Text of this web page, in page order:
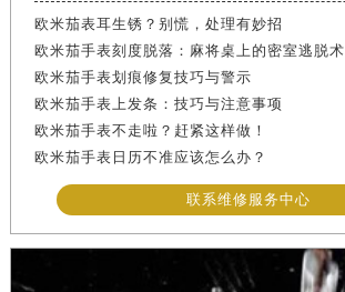
欧米茄表耳生锈？别慌，处理有妙招
欧米茄手表刻度脱落：麻将桌上的密室逃脱术
欧米茄手表划痕修复技巧与警示
欧米茄手表上发条：技巧与注意事项
欧米茄手表不走啦？赶紧这样做！
欧米茄手表日历不准应该怎么办？
联系维修服务中心